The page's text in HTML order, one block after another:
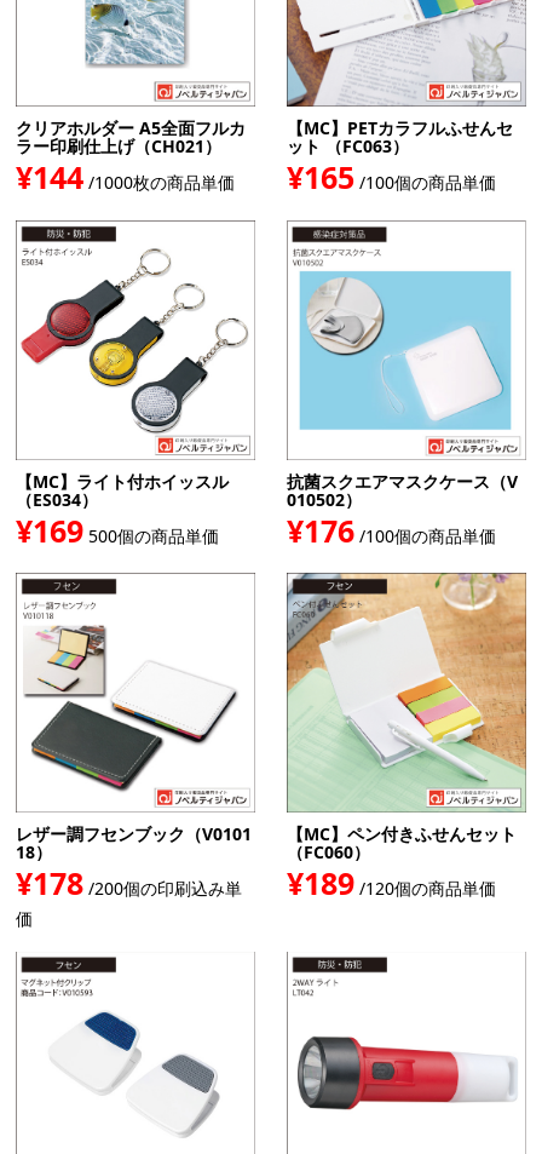
クリアホルダー A5全面フルカ
ラー印刷仕上げ（CH021）
¥144 /1000枚の商品単価
【MC】PETカラフルふせんセ
ット （FC063）
¥165 /100個の商品単価
【MC】ライト付ホイッスル
（ES034）
¥169 500個の商品単価
抗菌スクエアマスクケース（V
010502）
¥176 /100個の商品単価
レザー調フセンブック（V0101
18）
¥178 /200個の印刷込み単
価
【MC】ペン付きふせんセット
（FC060）
¥189 /120個の商品単価